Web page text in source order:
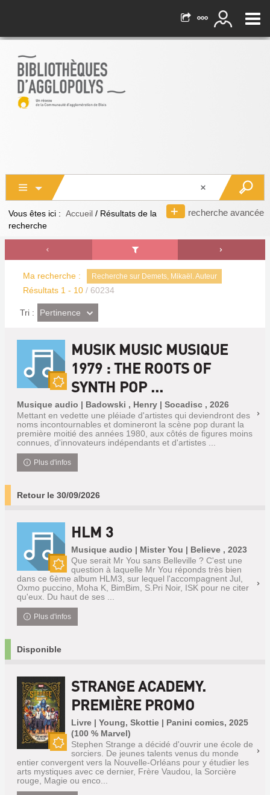
recherche avancée
Vous êtes ici : Accueil / Résultats de la
recherche
Ma recherche : Recherche sur Demets, Mikaël. Auteur
Résultats 1 - 10 / 60234
Tri : (Effet
imédiat)
Pertinence
MUSIK MUSIC MUSIQUE
1979 : THE ROOTS OF
SYNTH POP ...
Musique audio | Badowski , Henry | Socadisc , 2026
Mettant en vedette une pléiade d'artistes qui deviendront des
noms incontournables et domineront la scène pop durant la
première moitié des années 1980, aux côtés de figures moins
connues, d'innovateurs indépendants et d'artistes ...
Plus d'infos
Retour le 30/09/2026
Nouveauté
HLM 3
Musique audio | Mister You | Believe , 2023
Que serait Mr You sans Belleville ? C'est une
question à laquelle Mr You réponds très bien
dans ce 6ème album HLM3, sur lequel l'accompagnent Jul,
Oxmo puccino, Moha K, BimBim, S.Pri Noir, ISK pour ne citer
qu'eux. Du haut de ses ...
Plus d'infos
Disponible
STRANGE ACADEMY.
PREMIÈRE PROMO
Livre | Young, Skottie | Panini comics, 2025
(100 % Marvel)
Stephen Strange a décidé d'ouvrir une école de
sorciers. De jeunes talents venus du monde
entier convergent vers la Nouvelle-Orléans pour y étudier les
arts mystiques avec ce dernier, Frère Vaudou, la Sorcière
rouge, Magie ou enco...